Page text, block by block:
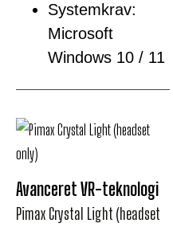
Systemkrav:
Microsoft
Windows 10 / 11
Avanceret VR-teknologi
Pimax Crystal Light (headset